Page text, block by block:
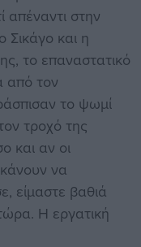
απέναντι στην
Σικάγο και η
το επαναστατικό
από τον
το ψωμί
τροχό της
και αν οι
να
είμαστε βαθιά
τώρα. Η εργατική